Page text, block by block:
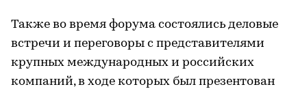
Также во время форума состоялись деловые
встречи и переговоры с представителями
крупных международных и российских
компаний, в ходе которых был презентован